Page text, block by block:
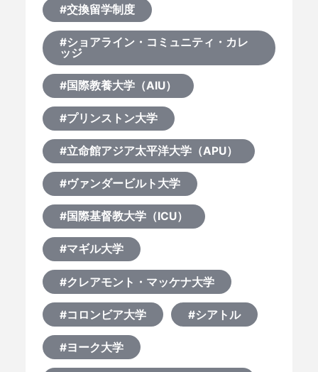
なぜ海外進学か？
どうやって？
何から始める？
ブログ
おすすめ特集
EVENTS
#交換留学制度
#ショアライン・コミュニティ・カレ
ッジ
#国際教養大学（AIU）
#プリンストン大学
#立命館アジア太平洋大学（APU）
#ヴァンダービルト大学
#国際基督教大学（ICU）
#マギル大学
#クレアモント・マッケナ大学
#コロンビア大学 #シアトル
#ヨーク大学